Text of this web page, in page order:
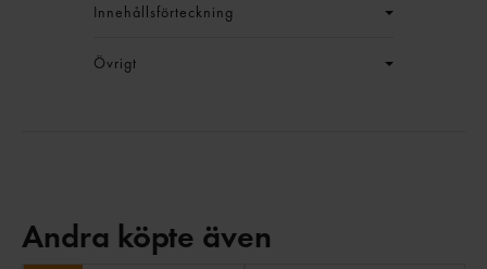
Innehållsförteckning
Övrigt
Andra köpte även